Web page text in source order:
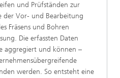
und Prüfständen zur
der Vor- und Bearbeitung
Fräsens und Bohren
Die erfassten Daten
aggregiert und können –
werden. So entsteht eine